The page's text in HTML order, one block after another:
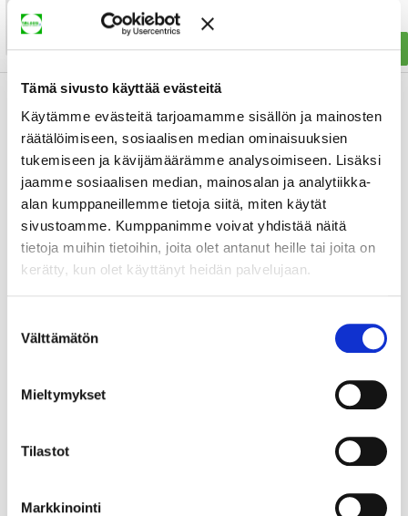
Tämä sivusto käyttää evästeitä
Käytämme evästeitä tarjoamamme sisällön ja mainosten
räätälöimiseen, sosiaalisen median ominaisuuksien
tukemiseen ja kävijämäärämme analysoimiseen. Lisäksi
jaamme sosiaalisen median, mainosalan ja analytiikka-
alan kumppaneillemme tietoja siitä, miten käytät
sivustoamme. Kumppanimme voivat yhdistää näitä
tietoja muihin tietoihin, joita olet antanut heille tai joita on
kerätty, kun olet käyttänyt heidän palvelujaan.
valinta
Välttämätön
Mieltymykset
Tilastot
Markkinointi
OSTA